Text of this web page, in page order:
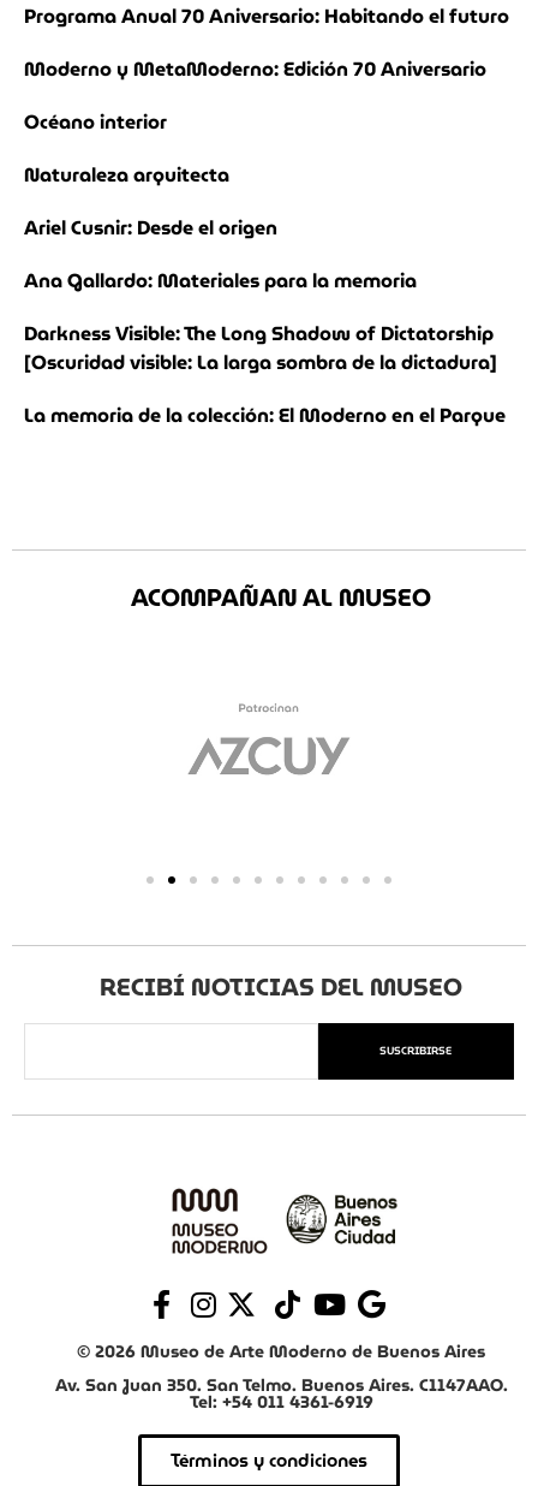
Programa Anual 70 Aniversario: Habitando el futuro
Moderno y MetaModerno: Edición 70 Aniversario
Océano interior
Naturaleza arquitecta
Ariel Cusnir: Desde el origen
Ana Gallardo: Materiales para la memoria
Darkness Visible: The Long Shadow of Dictatorship
[Oscuridad visible: La larga sombra de la dictadura]
La memoria de la colección: El Moderno en el Parque
ACOMPAÑAN AL MUSEO
RECIBÍ NOTICIAS DEL MUSEO
SUSCRIBIRSE
© 2026 Museo de Arte Moderno de Buenos Aires
Av. San Juan 350. San Telmo. Buenos Aires. C1147AAO.
Tel: +54 011 4361-6919
Términos y condiciones